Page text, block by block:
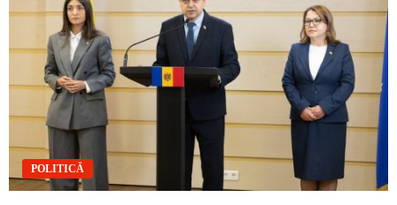
POLITICĂ